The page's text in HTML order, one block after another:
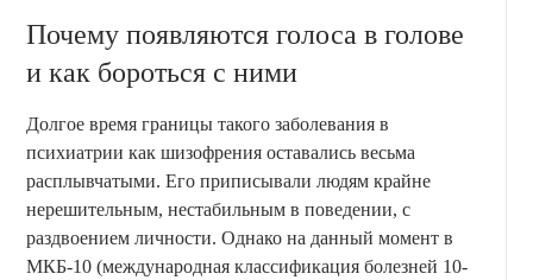
Почему появляются голоса в голове
и как бороться с ними
Долгое время границы такого заболевания в
психиатрии как шизофрения оставались весьма
расплывчатыми. Его приписывали людям крайне
нерешительным, нестабильным в поведении, с
раздвоением личности. Однако на данный момент в
МКБ-10 (международная классификация болезней 10-